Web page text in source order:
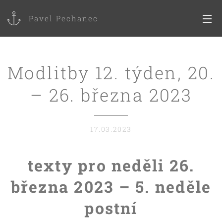
Pavel Pechanec
Modlitby 12. týden, 20.
– 26. března 2023
17.03.2023
texty pro neděli 26.
března 2023 – 5. neděle
postní